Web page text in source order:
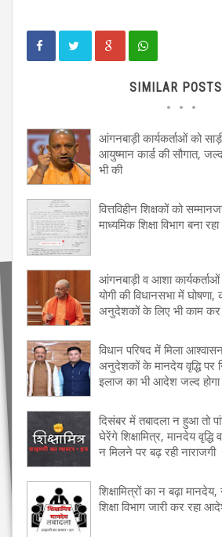
SIMILAR POSTS
आंगनबाड़ी कार्यकर्ताओं को
आयुष्मान कार्ड की सौगात,
भी की
वित्तविहीन शिक्षकों को
माध्यमिक शिक्षा विभाग बना
आंगनबाड़ी व आशा
योगी की विधानसभा में घोषणा,
अनुदेशकों के लिए भी काम कर
विधान परिषद में मिला आश्वासन
अनुदेशकों के मानदेय वृद्धि
इलाज का भी आदेश जल्द होगा
दिसंबर में तबादला न हुआ तो
घेरेंगे शिक्षामित्र, मानदेय
न मिलने पर बढ़ रही नाराजगी
शिक्षामित्रों का न बढ़ा
शिक्षा विभाग जारी कर रहा